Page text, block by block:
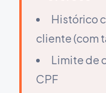
Histórico
cliente (com
Limite de
CPF